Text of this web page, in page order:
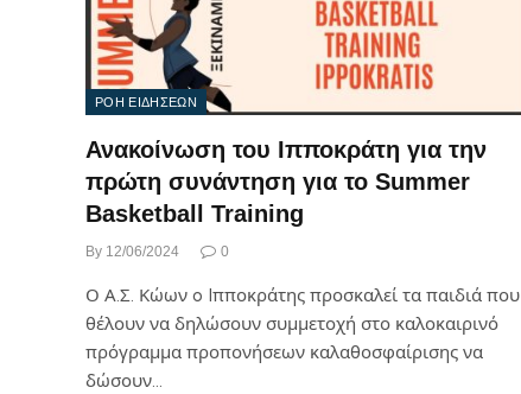
ΡΟΗ ΕΙΔΗΣΕΩΝ
Ανακοίνωση του Ιπποκράτη για την
πρώτη συνάντηση για το Summer
Basketball Training
By 12/06/2024 0
Ο Α.Σ. Κώων o Iπποκράτης προσκαλεί τα παιδιά που
θέλουν να δηλώσουν συμμετοχή στο καλοκαιρινό
πρόγραμμα προπονήσεων καλαθοσφαίρισης να
δώσουν…